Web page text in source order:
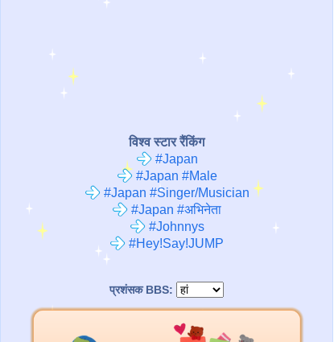
विश्व स्टार रैंकिंग
#Japan
#Japan #Male
#Japan #Singer/Musician
#Japan #अभिनेता
#Johnnys
#Hey!Say!JUMP
प्रशंसक BBS: